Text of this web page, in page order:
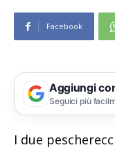
Facebook
Aggiungi
Seguici più
I due